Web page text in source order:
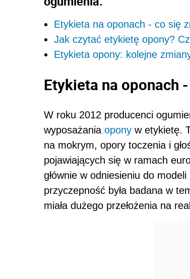
Etykieta na oponach - co się
Jak czytać etykietę opony?
Etykieta opony: kolejne
Etykieta na oponach
W roku 2012 producenci
wyposażania opony w etykietę.
na mokrym, opory toczenia i
pojawiających się w ramach
głównie w odniesieniu do
przyczepność była badana w
miała dużego przełożenia na